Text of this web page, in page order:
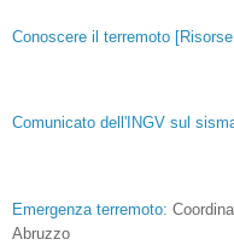
Conoscere il terremoto
Comunicato dell'INGV sul
Emergenza terremoto:
Abruzzo